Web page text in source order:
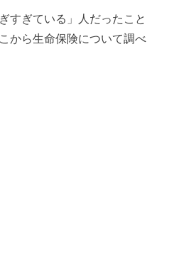
すぎている」人だったこと
から生命保険について調べ